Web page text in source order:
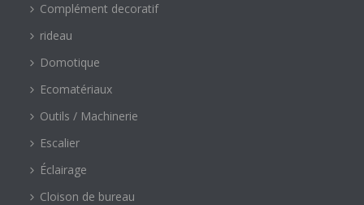
Complément decoratif
rideau
Domotique
Ecomatériaux
Outils / Machinerie
Escalier
Éclairage
Cloison de bureau